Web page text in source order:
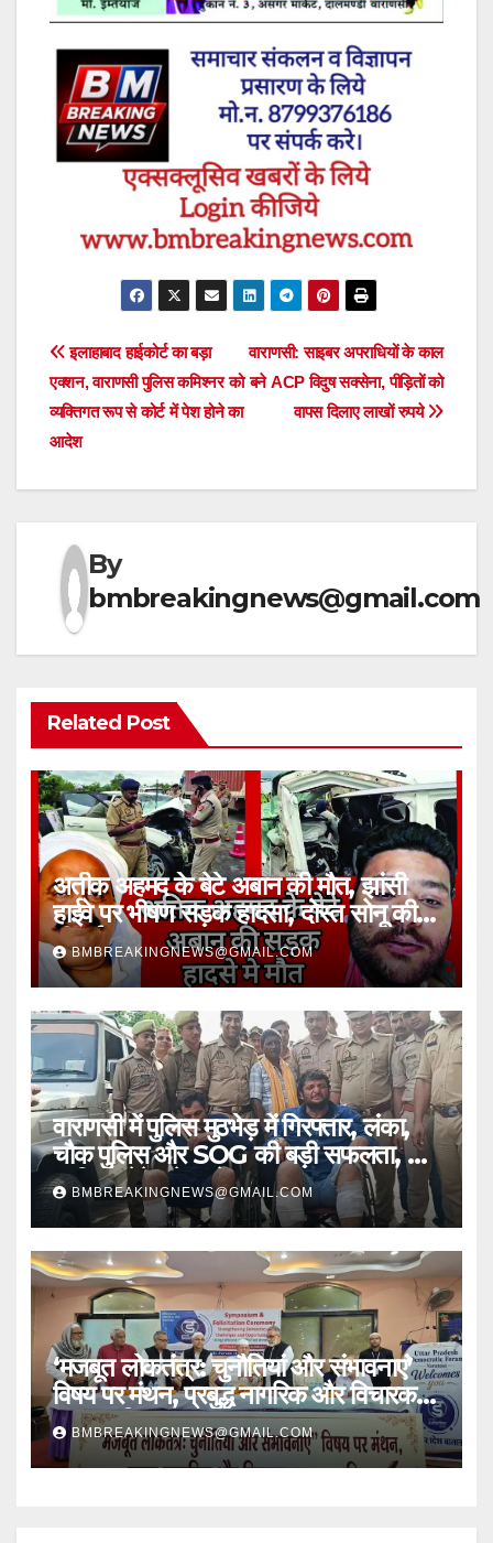
Post
navigation
वाराणसी: साइबर अपराधियों के काल
बने ACP विदुष सक्सेना, पीड़ितों को
वापस दिलाए लाखों रुपये
इलाहाबाद हाईकोर्ट का बड़ा
एक्शन, वाराणसी पुलिस कमिश्नर को
व्यक्तिगत रूप से कोर्ट में पेश होने का
आदेश
By
bmbreakingnews@gmail.com
Related Post
अतीक अहमद के बेटे अबान की मौत, झांसी
हाईवे पर भीषण सड़क हादसा, दोस्त सोनू की
भी गई जान
BMBREAKINGNEWS@GMAIL.COM
वाराणसी में पुलिस मुठभेड़ में गिरफ्तार, लंका,
चौक पुलिस और SOG की बड़ी सफलता, 2
शातिर लुटेरे चढ़े हत्थे
BMBREAKINGNEWS@GMAIL.COM
‘मजबूत लोकतंत्र: चुनौतियां और संभावनाएं’
विषय पर मंथन, प्रबुद्ध नागरिक और विचारक
हुए सम्मानित
BMBREAKINGNEWS@GMAIL.COM